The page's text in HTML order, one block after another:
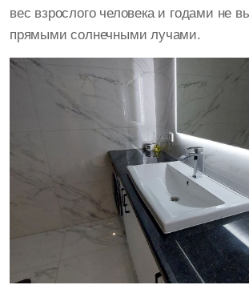
вес взрослого человека и годами не
прямыми солнечными лучами.